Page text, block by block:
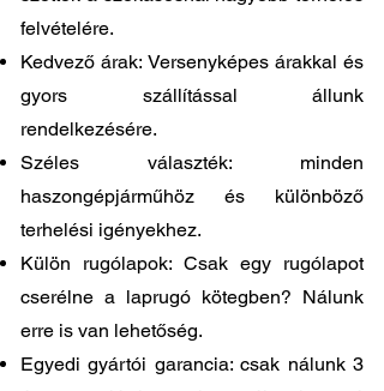
felvételére.
Kedvező árak: Versenyképes árakkal és
gyors szállítással állunk
rendelkezésére.
Széles választék: minden
haszongépjárműhöz és különböző
terhelési igényekhez.
Külön rugólapok: Csak egy rugólapot
cserélne a laprugó kötegben? Nálunk
erre is van lehetőség.
Egyedi gyártói garancia: csak nálunk 3